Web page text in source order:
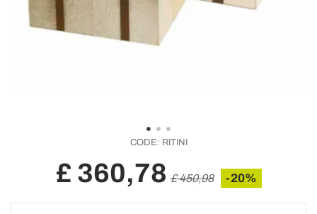
CODE: RITINI
£ 360,78 £ 450,98 -20%